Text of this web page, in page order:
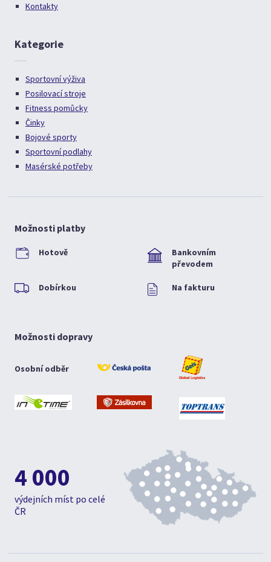
Kontakty
Kategorie
Sportovní výživa
Posilovací stroje
Fitness pomůcky
Činky
Bojové sporty
Sportovní podlahy
Masérské potřeby
Možnosti platby
Hotově
Bankovním
převodem
Dobírkou Na fakturu
Možnosti dopravy
Osobní odběr
4 000
výdejních míst po celé
ČR